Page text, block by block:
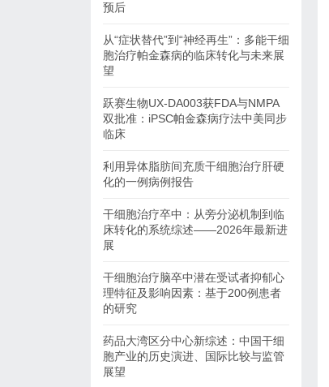
预后
从“症状替代”到“神经再生”：多能干细
胞治疗帕金森病的临床转化与未来展
望
跃赛生物UX-DA003获FDA与NMPA
双批准：iPSC帕金森病疗法中美同步
临床
利用异体脂肪间充质干细胞治疗肝硬
化的一例病例报告
干细胞治疗卒中：从旁分泌机制到临
床转化的系统综述——2026年最新进
展
干细胞治疗脑卒中潜在受试者抑郁心
理特征及影响因素：基于200例患者
的研究
药品大湾区分中心新综述：中国干细
胞产业的历史演进、国际比较与监管
展望